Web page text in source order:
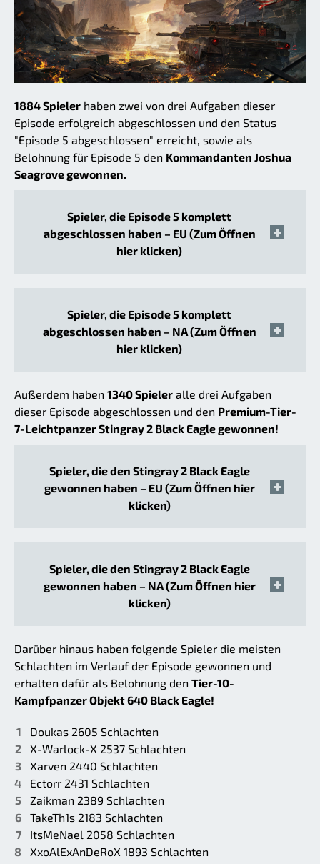
1884 Spieler haben zwei von drei Aufgaben dieser
Episode erfolgreich abgeschlossen und den Status
"Episode 5 abgeschlossen" erreicht, sowie als
Belohnung für Episode 5 den Kommandanten Joshua
Seagrove gewonnen.
Spieler, die Episode 5 komplett
abgeschlossen haben – EU (Zum Öffnen
hier klicken)
Spieler, die Episode 5 komplett
abgeschlossen haben – NA (Zum Öffnen
hier klicken)
Außerdem haben 1340 Spieler alle drei Aufgaben
dieser Episode abgeschlossen und den Premium-Tier-
7-Leichtpanzer Stingray 2 Black Eagle gewonnen!
Spieler, die den Stingray 2 Black Eagle
gewonnen haben – EU (Zum Öffnen hier
klicken)
Spieler, die den Stingray 2 Black Eagle
gewonnen haben – NA (Zum Öffnen hier
klicken)
Darüber hinaus haben folgende Spieler die meisten
Schlachten im Verlauf der Episode gewonnen und
erhalten dafür als Belohnung den Tier-10-
Kampfpanzer Objekt 640 Black Eagle!
Doukas 2605 Schlachten
X-Warlock-X 2537 Schlachten
Xarven 2440 Schlachten
Ectorr 2431 Schlachten
Zaikman 2389 Schlachten
TakeTh1s 2183 Schlachten
ItsMeNael 2058 Schlachten
XxoAlExAnDeRoX 1893 Schlachten